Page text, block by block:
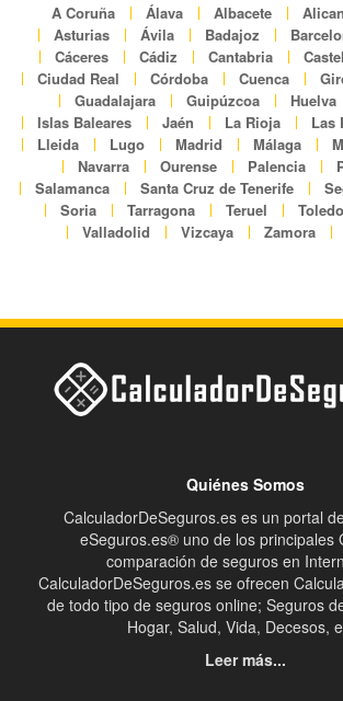
A Coruña Álava Albacete
Asturias
Ávila Badajoz
Cáceres
Cádiz Cantabria
Ciudad Real
Córdoba Cuenca
Guadalajara
Guipúzcoa Huelva
Islas Baleares
Jaén La Rioja Las
Lleida
Lugo Madrid Málaga
Navarra
Ourense Palencia
Salamanca
Santa Cruz de Tenerife
Soria
Tarragona Teruel Toledo
Valladolid
Vizcaya Zamora
Quiénes Somos
CalculadorDeSeguros.es es un portal
eSeguros.es® uno de los principales
comparación de seguros en
CalculadorDeSeguros.es se ofrecen
de todo tipo de seguros online; Seguros
Hogar, Salud, Vida, Decesos,
Leer más...